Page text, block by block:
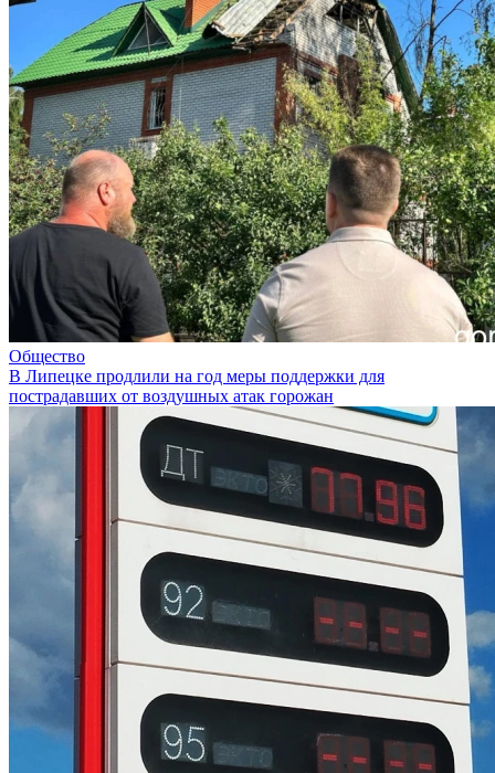
Общество
В Липецке продлили на год меры поддержки для
пострадавших от воздушных атак горожан